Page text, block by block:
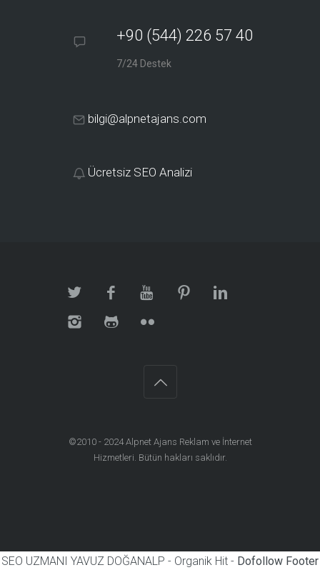
+90 (544) 226 57 40
7/24 Destek
bilgi@alpnetajans.com
Ücretsiz SEO Analizi
©2010 - 2024Alpnet Ajans Reklam ve İnternet
Hizmetleri . Bütün hakları saklıdır.
SEO UZMANI YAVUZ DOĞANALP - Organik Hit - Dofollow Footer